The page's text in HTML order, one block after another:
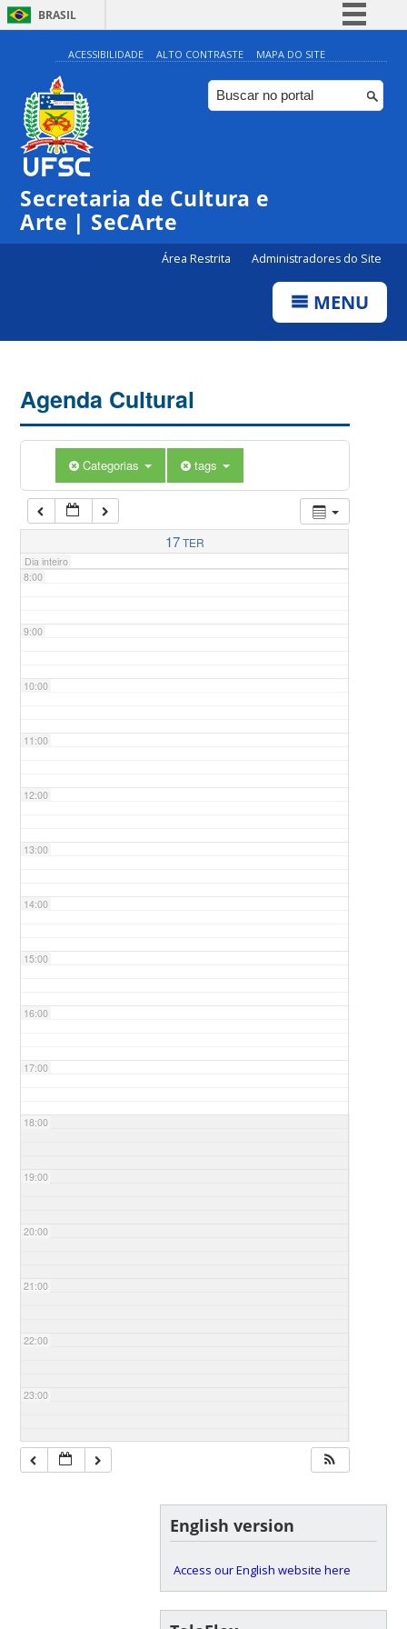
BRASIL
Simplifique!
Comunica BR
Participe
ACESSIBILIDADE ALTO CONTRASTE MAPA DO SITE
Secretaria de Cultura e
Arte | SeCArte
Área Restrita Administradores do Site
MENU
Agenda Cultural
Categorias tags
17TER
Dia inteiro
0:00
1:00
5:00
7:00
8:00
9:00
10:00
11:00
12:00
13:00
14:00
15:00
16:00
17:00
18:00
19:00
20:00
21:00
22:00
23:00
English version
Access our English website here